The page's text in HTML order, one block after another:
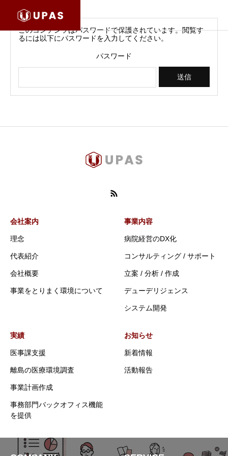
このコンテンツはパスワードで保護されています。閲覧す
るには以下にパスワードを入力してください。
パスワード
会社案内
理念
代表紹介
会社概要
事業をとりまく環境について
事業内容
病院経営のDX化
コンサルティング / サポート
立案 / 分析 / 作成
デューデリジェンス
システム開発
実績
医事課支援
離島の医療環境調査
事業計画作成
事務部門バックオフィス機能
を提供
お知らせ
新着情報
活動報告